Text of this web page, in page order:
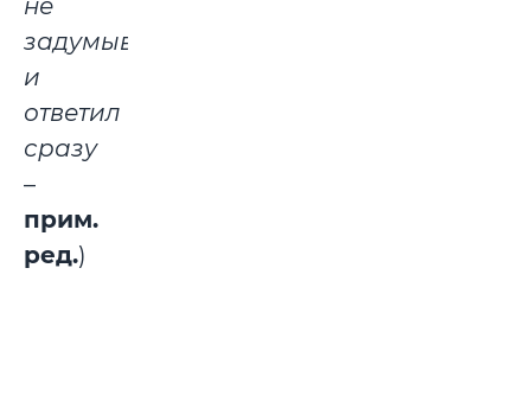
не
задумывался
и
ответил
сразу
–
прим.
ред.)